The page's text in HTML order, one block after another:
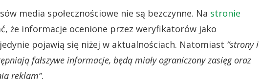
media społecznościowe nie są bezczynne. Na stronie
że informacje ocenione przez weryfikatorów jako
pojawią się niżej w aktualnościach. Natomiast “strony i
fałszywe informacje, będą miały ograniczony zasięg oraz
reklam”.